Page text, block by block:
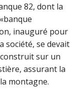
82, dont la
inauguré pour
société, se devait
sur un
assurant la
montagne.